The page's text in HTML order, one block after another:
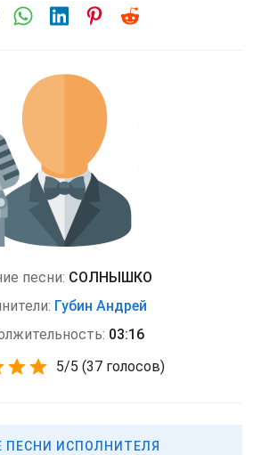
песни: СОЛНЫШКО
Губин Андрей
03:16
5/5 (37 голосов)
ПЕСНИ ИСПОЛНИТЕЛЯ